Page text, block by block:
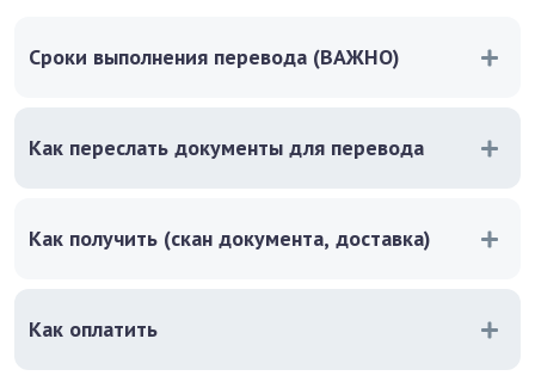
Сроки выполнения перевода (ВАЖНО)
Как переслать документы для перевода
Как получить (скан документа, доставка)
Как оплатить